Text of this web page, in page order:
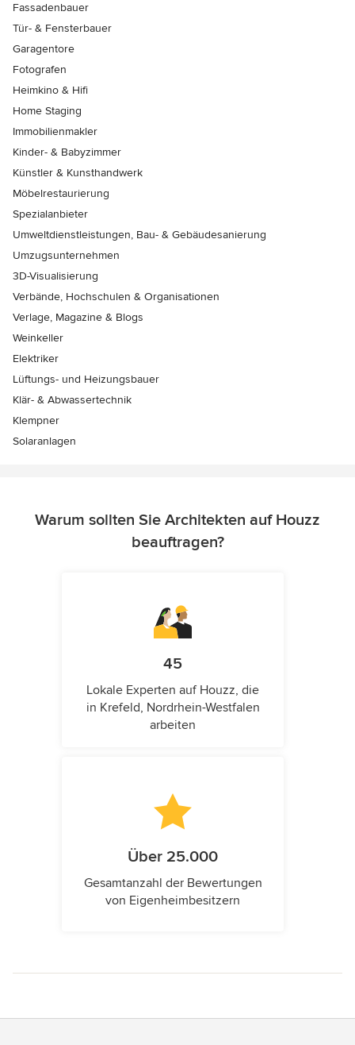
Fassadenbauer
Tür- & Fensterbauer
Garagentore
Fotografen
Heimkino & Hifi
Home Staging
Immobilienmakler
Kinder- & Babyzimmer
Künstler & Kunsthandwerk
Möbelrestaurierung
Spezialanbieter
Umweltdienstleistungen, Bau- & Gebäudesanierung
Umzugsunternehmen
3D-Visualisierung
Verbände, Hochschulen & Organisationen
Verlage, Magazine & Blogs
Weinkeller
Elektriker
Lüftungs- und Heizungsbauer
Klär- & Abwassertechnik
Klempner
Solaranlagen
Warum sollten Sie Architekten auf Houzz
beauftragen?
45
Lokale Experten auf Houzz, die
in Krefeld, Nordrhein-Westfalen
arbeiten
Über 25.000
Gesamtanzahl der Bewertungen
von Eigenheimbesitzern